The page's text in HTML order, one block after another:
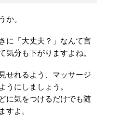
か。
に「大丈夫？」なんて言
気分も下がりますよね。
せれるよう、マッサージ
うにしましょう。
に気をつけるだけでも随
すよ。